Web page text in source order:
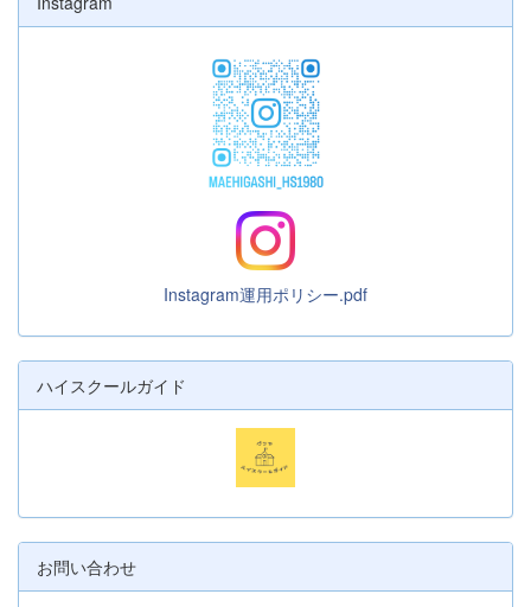
Instagram運用ポリシー.pdf
ハイスクールガイド
お問い合わせ